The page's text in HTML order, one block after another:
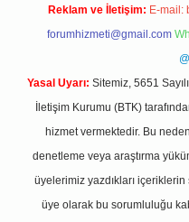
Reklam ve İletişim: E-mail:
forumhizmeti@gmail.com
Yasal Uyarı: Sitemiz, 5651
İletişim Kurumu (BTK)
hizmet vermektedir. Bu
denetleme veya araştırma
üyelerimiz yazdıkları
üye olarak bu sorumluluğu